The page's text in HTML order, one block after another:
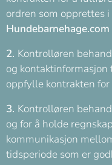
ordren som opprettes
Hundebarnehage.com
2. Kontrolløren
og kontaktinformasjon
oppfylle kontrakten for
3. Kontrolløren
og for å holde
kommunikasjon
tidsperiode som er